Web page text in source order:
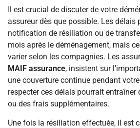
Il est crucial de discuter de votre
assureur dès que possible. Les délais
notification de résiliation ou de
mois après le déménagement, mais
varier selon les compagnies. Les
MAIF assurance, insistent sur
une couverture continue pendant
respecter ces délais pourrait
ou des frais supplémentaires.
Une fois la résiliation effectuée, il est